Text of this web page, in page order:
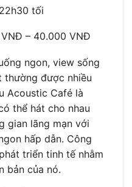
tối
– 40.000 VNĐ
ngon, view sống
thường được nhiều
Acoustic Café là
thể hát cho nhau
gian lãng mạn với
hấp dẫn. Công
triển tinh tế nhằm
bản của nó.